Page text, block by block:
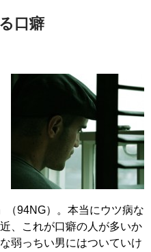
口癖
94NG）。本当にウツ病な
、これが口癖の人が多いか
弱っちい男にはついていけ